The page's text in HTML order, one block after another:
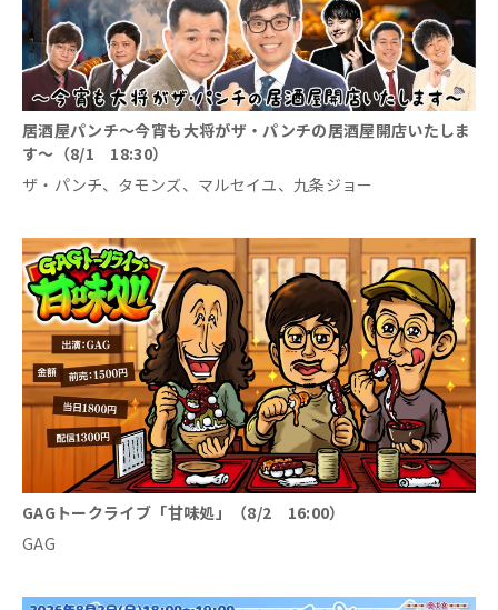
居酒屋パンチ～今宵も大将がザ・パンチの居酒屋開店いたしま
す～（8/1 18:30）
ザ・パンチ、タモンズ、マルセイユ、九条ジョー
GAGトークライブ「甘味処」（8/2 16:00）
GAG